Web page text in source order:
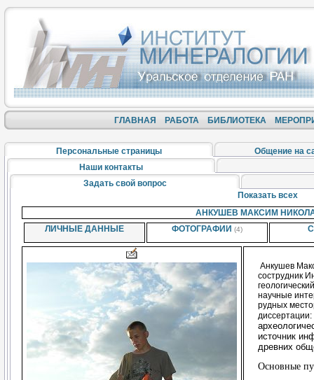
ГЛАВНАЯ РАБОТА БИБЛИОТЕКА
Персональные страницы
Общение на
Наши контакты
Задать свой вопрос
Показать всех
АНКУШЕВ МАКСИМ
ЛИЧНЫЕ ДАННЫЕ
ФОТОГРАФИИ (4)
Анкушев
сострудник
научные
рудных
диссертации:
источник
древних
Основные